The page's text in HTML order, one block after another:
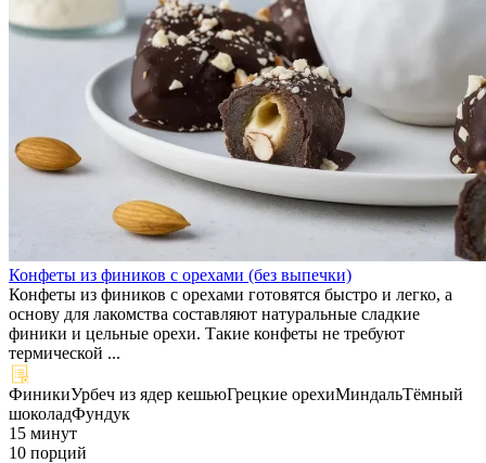
Конфеты из фиников с орехами (без выпечки)
Конфеты из фиников с орехами готовятся быстро и легко, а
основу для лакомства составляют натуральные сладкие
финики и цельные орехи. Такие конфеты не требуют
термической ...
ФиникиУрбеч из ядер кешьюГрецкие орехиМиндальТёмный
шоколадФундук
15 минут
10 порций